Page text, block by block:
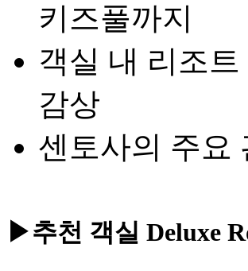
키즈풀까지
객실 내 리조
감상
센토사의 주요
▶추천 객실 Deluxe